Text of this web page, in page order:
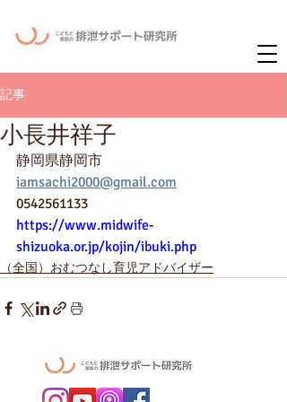
記事
小長井祥子
静岡県静岡市
iamsachi2000@gmail.com
0542561133
https://www.midwife-
shizuoka.or.jp/kojin/ibuki.php
（全国）おむつなし育児アドバイザー